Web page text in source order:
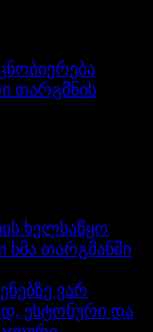
თარგმნის
ხელსაწყო
ხმა თარგმანში
ვარ
ესტონური და